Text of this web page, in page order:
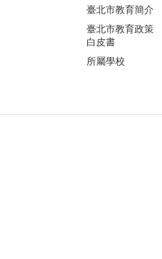
臺北市教育簡介
臺北市教育政策
白皮書
所屬學校